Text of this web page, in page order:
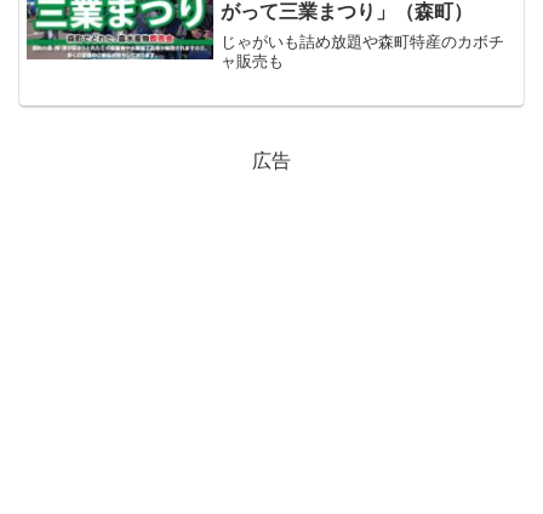
がって三業まつり」（森町）
じゃがいも詰め放題や森町特産のカボチ
ャ販売も
広告